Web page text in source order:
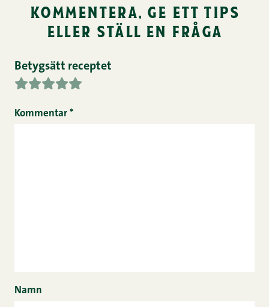
kommentera, ge ett tips
eller ställ en fråga
Betygsätt receptet
Kommentar *
Namn